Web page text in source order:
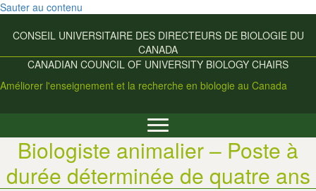
Sauter au contenu
CONSEIL UNIVERSITAIRE DES DIRECTEURS DE BIOLOGIE DU
CANADA
CANADIAN COUNCIL OF UNIVERSITY BIOLOGY CHAIRS
Améliorer l'enseignement et la recherche en biologie au Canada
Biologiste animalier – Poste à
durée déterminée de quatre ans